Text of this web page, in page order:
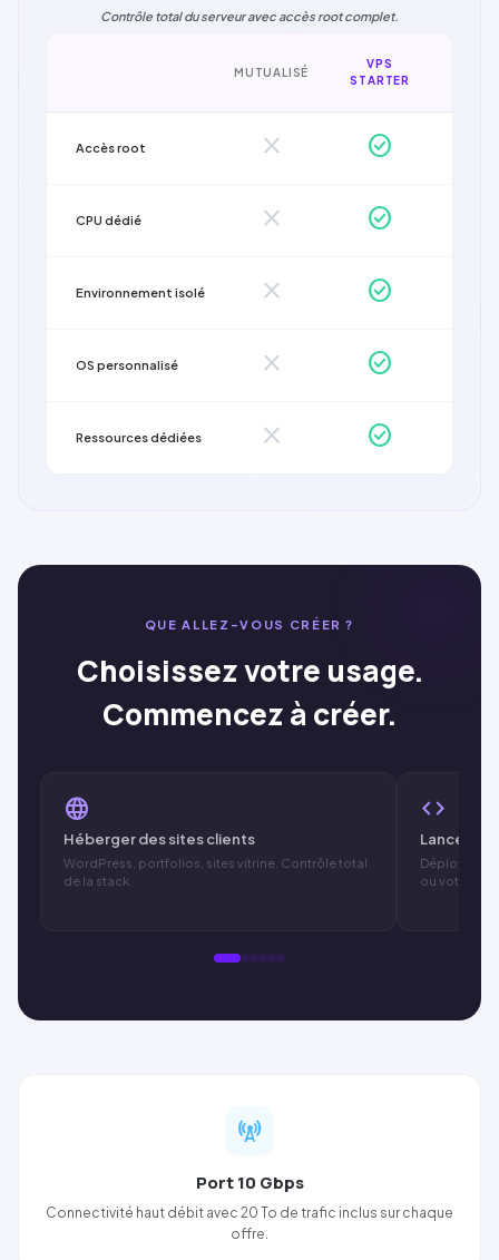
Contrôle total du serveur avec accès root complet.
MUTUALISÉ
VPS
STARTER
Accès root close check_circle
CPU dédié close check_circle
Environnement isolé close check_circle
OS personnalisé close check_circle
Ressources dédiées close check_circle
QUE ALLEZ-VOUS CRÉER ?
Choisissez votre usage.
Commencez à créer.
language
Héberger des sites clients
WordPress , portfolios, sites vitrine. Contrôle total
de la stack.
code
Lancer
Déployez
ou votre
cell_tower
Port10 Gbps
Connectivité haut débit avec 20 To de trafic inclus sur chaque
offre.